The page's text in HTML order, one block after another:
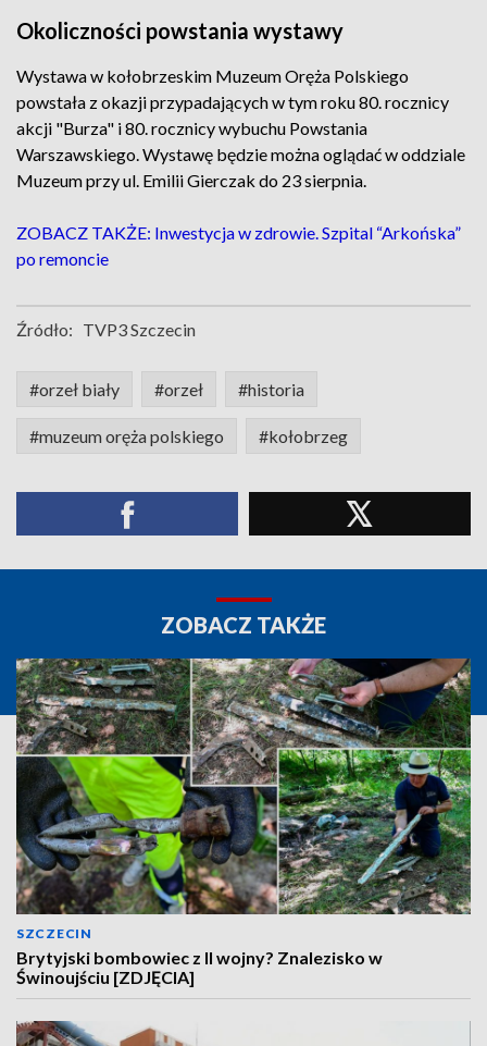
Okoliczności powstania wystawy
Wystawa w kołobrzeskim Muzeum Oręża Polskiego
powstała z okazji przypadających w tym roku 80. rocznicy
akcji "Burza" i 80. rocznicy wybuchu Powstania
Warszawskiego. Wystawę będzie można oglądać w oddziale
Muzeum przy ul. Emilii Gierczak do 23 sierpnia.
ZOBACZ TAKŻE: Inwestycja w zdrowie. Szpital “Arkońska”
po remoncie
Źródło: TVP3 Szczecin
#orzeł biały #orzeł #historia
#muzeum oręża polskiego #kołobrzeg
ZOBACZ TAKŻE
SZCZECIN
Brytyjski bombowiec z II wojny? Znalezisko w
Świnoujściu [ZDJĘCIA]